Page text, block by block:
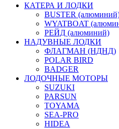
КАТЕРА И ЛОДКИ
BUSTER
WYATBOAT
РЕЙД (алюминий)
НАДУВНЫЕ ЛОДКИ
ФЛАГМАН (НДНД)
POLAR BIRD
BADGER
ЛОДОЧНЫЕ МОТОРЫ
SUZUKI
PARSUN
TOYAMA
SEA-PRO
HIDEA